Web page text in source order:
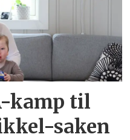
kamp til
saken